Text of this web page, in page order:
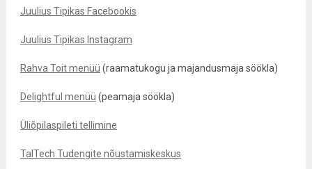
Juulius Tipikas Facebookis
Juulius Tipikas Instagram
Rahva Toit menüü (raamatukogu ja majandusmaja söökla)
Delightful menüü (peamaja söökla)
Üliõpilaspileti tellimine
TalTech Tudengite nõustamiskeskus